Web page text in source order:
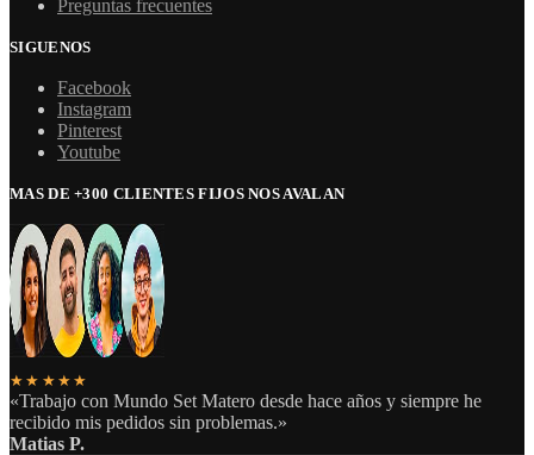
Preguntas frecuentes
SIGUENOS
Facebook
Instagram
Pinterest
Youtube
MAS DE +300 CLIENTES FIJOS NOS AVALAN
★★★★★
«Trabajo con Mundo Set Matero desde hace años y siempre he
recibido mis pedidos sin problemas.»
Matias P.